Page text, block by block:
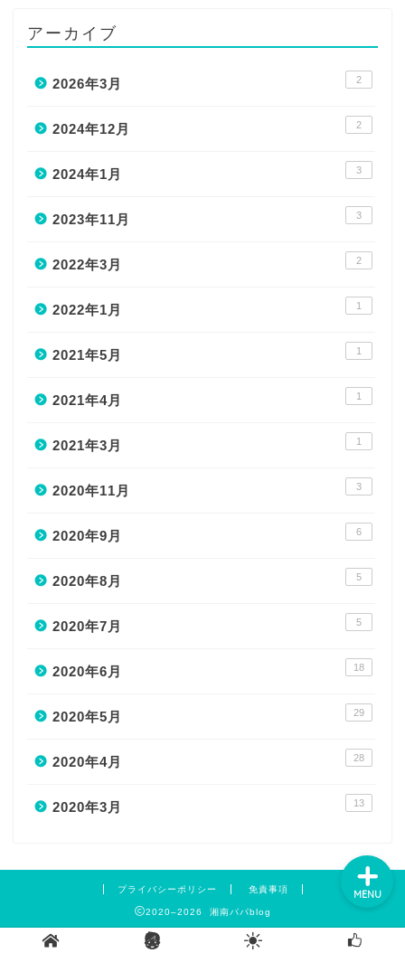
アーカイブ
2026年3月 2
2024年12月 2
2024年1月 3
2023年11月 3
2022年3月 2
2022年1月 1
2021年5月 1
2021年4月 1
2021年3月 1
2020年11月 3
2020年9月 6
2020年8月 5
2020年7月 5
2020年6月 18
2020年5月 29
2020年4月 28
2020年3月 13
プライバシーポリシー 免責事項
2020–2026 湘南パパblog
MENU